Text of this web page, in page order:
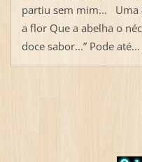
partiu sem mim... Uma
a flor Que a abelha o
doce sabor...” Pode até...